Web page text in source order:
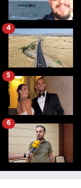
4
5
6